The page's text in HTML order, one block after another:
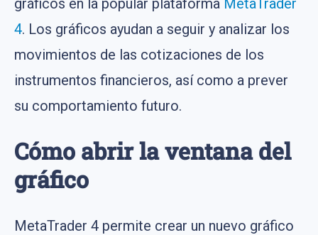
gráficos en la popular plataforma MetaTrader
4. Los gráficos ayudan a seguir y analizar los
movimientos de las cotizaciones de los
instrumentos financieros, así como a prever
su comportamiento futuro.
Cómo abrir la ventana del
gráfico
MetaTrader 4 permite crear un nuevo gráfico